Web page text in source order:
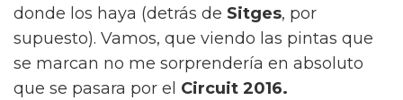
donde los haya (detrás de Sitges, por
supuesto). Vamos, que viendo las pintas que
se marcan no me sorprendería en absoluto
que se pasara por el Circuit 2016.